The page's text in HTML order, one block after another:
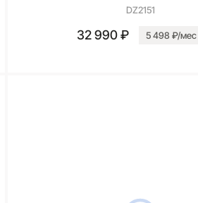
DZ2151
32 990 ₽ 5 498 ₽/мес